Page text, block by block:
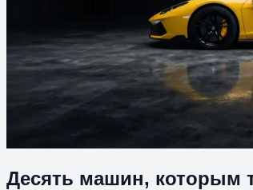
Десять машин, которым